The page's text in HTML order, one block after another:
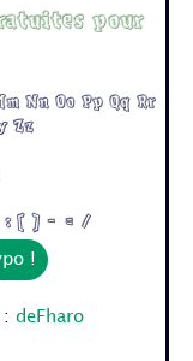
pour
Nn Oo Pp Qq Rr
Zz
: [ ] - = /
!
:deFharo